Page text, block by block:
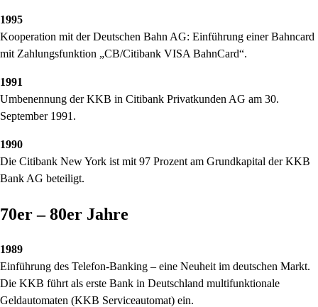
1995
Kooperation mit der Deutschen Bahn AG: Einführung einer Bahncard
mit Zahlungsfunktion
CB/Citibank VISA BahnCard .
1991
Umbenennung der KKB in Citibank Privatkunden AG am 30.
September 1991.
1990
Die Citibank New York ist mit 97 Prozent am Grundkapital der KKB
Bank AG beteiligt.
70er – 80er Jahre
1989
Einführung des Telefon-Banking – eine Neuheit im deutschen Markt.
Die KKB führt als erste Bank in Deutschland multifunktionale
Geldautomaten (KKB Serviceautomat) ein.